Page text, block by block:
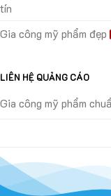
tín
Gia công mỹ phẩm đẹp
LIÊN HỆ QUẢNG CÁO
Gia công mỹ phẩm